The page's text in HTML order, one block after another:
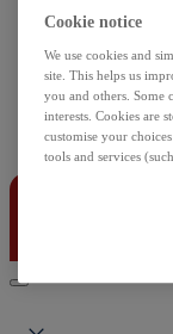
Skaner
Kontakt
Cookie notice
We use cookies and
site. This helps us
you and others. Some
interests. Cookies are
customise your
tools and services